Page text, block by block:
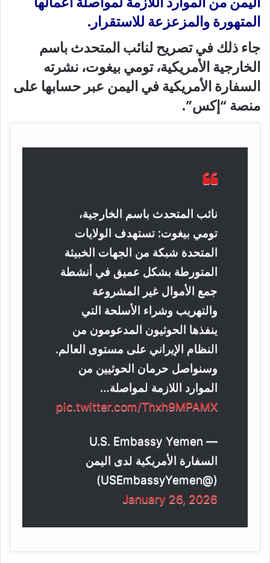
المتهورة والمزعزعة للاستقرار.
جاء ذلك في تصريح لنائب المتحدث باسم
الخارجية الأمريكية، تومي بيغوت، نشرته
السفارة الأمريكية في اليمن عبر حسابها على
منصة “إكس”.
نائب المتحدث باسم الخارجية،
تومي بيغوت: تستهدف الولايات
المتحدة شبكة من الجهات الخبيثة
المتورطة بشكل عميق في أنشطة
جمع الأموال غير المشروعة
والتهريب وشراء الأسلحة التي
ينفذها الحوثيون المدعومون من
النظام الإيراني على مستوى العالم.
وسنواصل حرمان الحوثيين من
الموارد اللازمة لمواصلة…
pic.twitter.com/Thxh9MPAMX
— U.S. Embassy Yemen
السفارة الأمريكية لدى اليمن
(@USEmbassyYemen)
January 26, 2026